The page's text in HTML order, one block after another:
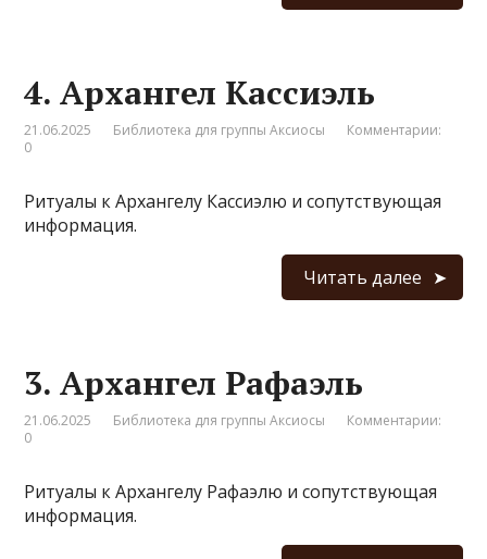
4. Архангел Кассиэль
21.06.2025 Библиотека для группы Аксиосы
Комментарии:
0
Ритуалы к Архангелу Кассиэлю и сопутствующая
информация.
Читать далее
3. Архангел Рафаэль
21.06.2025 Библиотека для группы Аксиосы
Комментарии:
0
Ритуалы к Архангелу Рафаэлю и сопутствующая
информация.